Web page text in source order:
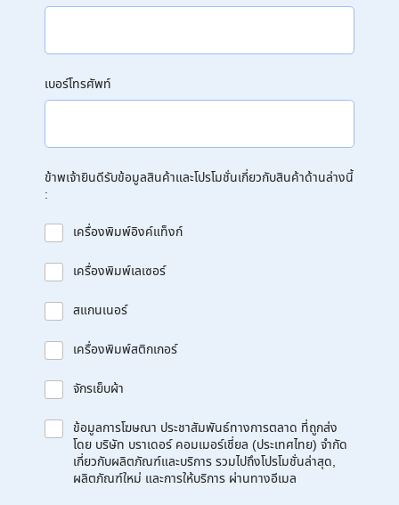
เบอร์โทรศัพท์
ข้าพเจ้ายินดีรับข้อมูลสินค้าและโปรโมชั่นเกี่ยวกับสินค้าด้านล่างนี้
:
เครื่องพิมพ์อิงค์แท็งก์
เครื่องพิมพ์เลเซอร์
สแกนเนอร์
เครื่องพิมพ์สติกเกอร์
จักรเย็บผ้า
ข้อมูลการโฆษณา ประชาสัมพันธ์ทางการตลาด ที่ถูกส่ง
โดย บริษัท บราเดอร์ คอมเมอร์เชี่ยล (ประเทศไทย) จำกัด
เกี่ยวกับผลิตภัณฑ์และบริการ รวมไปถึงโปรโมชั่นล่าสุด,
ผลิตภัณฑ์ใหม่ และการให้บริการ ผ่านทางอีเมล